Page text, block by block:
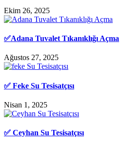
Ekim 26, 2025
✅Adana Tuvalet Tıkanıklığı Açma
Ağustos 27, 2025
✅ Feke Su Tesisatçısı
Nisan 1, 2025
✅ Ceyhan Su Tesisatçısı